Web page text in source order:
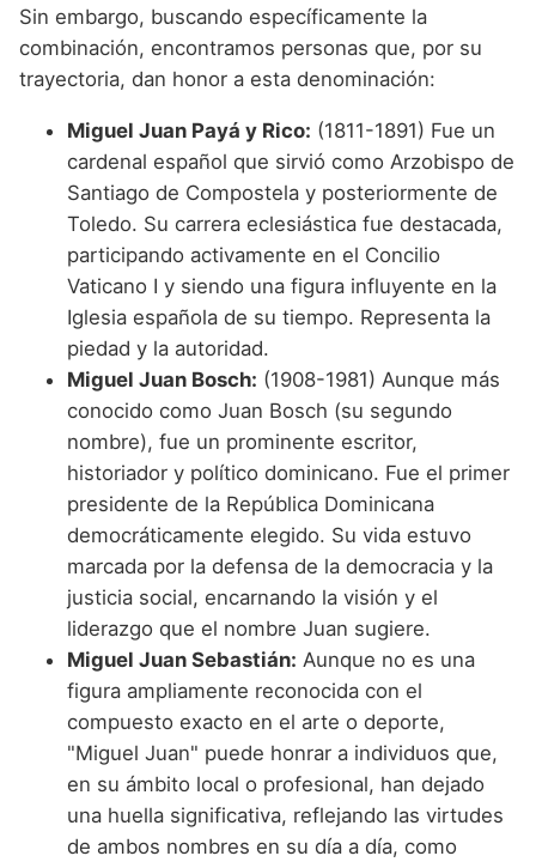
Sin embargo, buscando específicamente la
combinación, encontramos personas que, por su
trayectoria, dan honor a esta denominación:
Miguel Juan Payá y Rico: (1811-1891) Fue un
cardenal español que sirvió como Arzobispo de
Santiago de Compostela y posteriormente de
Toledo. Su carrera eclesiástica fue destacada,
participando activamente en el Concilio
Vaticano I y siendo una figura influyente en la
Iglesia española de su tiempo. Representa la
piedad y la autoridad.
Miguel Juan Bosch: (1908-1981) Aunque más
conocido como Juan Bosch (su segundo
nombre), fue un prominente escritor,
historiador y político dominicano. Fue el primer
presidente de la República Dominicana
democráticamente elegido. Su vida estuvo
marcada por la defensa de la democracia y la
justicia social, encarnando la visión y el
liderazgo que el nombre Juan sugiere.
Miguel Juan Sebastián: Aunque no es una
figura ampliamente reconocida con el
compuesto exacto en el arte o deporte,
"Miguel Juan" puede honrar a individuos que,
en su ámbito local o profesional, han dejado
una huella significativa, reflejando las virtudes
de ambos nombres en su día a día, como